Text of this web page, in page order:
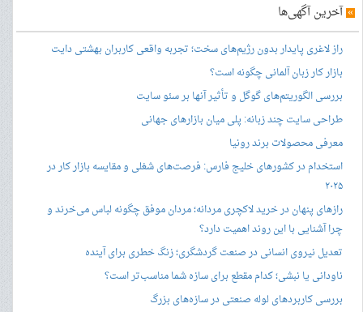
»آخرین آگهی‌ها
راز لاغری پایدار بدون رژیم‌های سخت؛ تجربه واقعی کاربران بهشتی دایت
بازار کار زبان آلمانی چگونه است؟
بررسی الگوریتم‌های گوگل و تأثیر آنها بر سئو سایت
طراحی سایت چند زبانه: پلی میان بازارهای جهانی
معرفی محصولات برند رونیا
استخدام در کشورهای خلیج فارس: فرصت‌های شغلی و مقایسه بازار کار در
۲۰۲۵
رازهای پنهان در خرید لاکچری مردانه؛ مردان موفق چگونه لباس می‌خرند و
چرا آشنایی با این روند اهمیت دارد؟
تعدیل نیروی انسانی در صنعت گردشگری؛ زنگ خطری برای آینده
ناودانی یا نبشی؛ کدام مقطع برای سازه شما مناسب‌تر است؟
بررسی کاربردهای لوله صنعتی در سازه‌های بزرگ